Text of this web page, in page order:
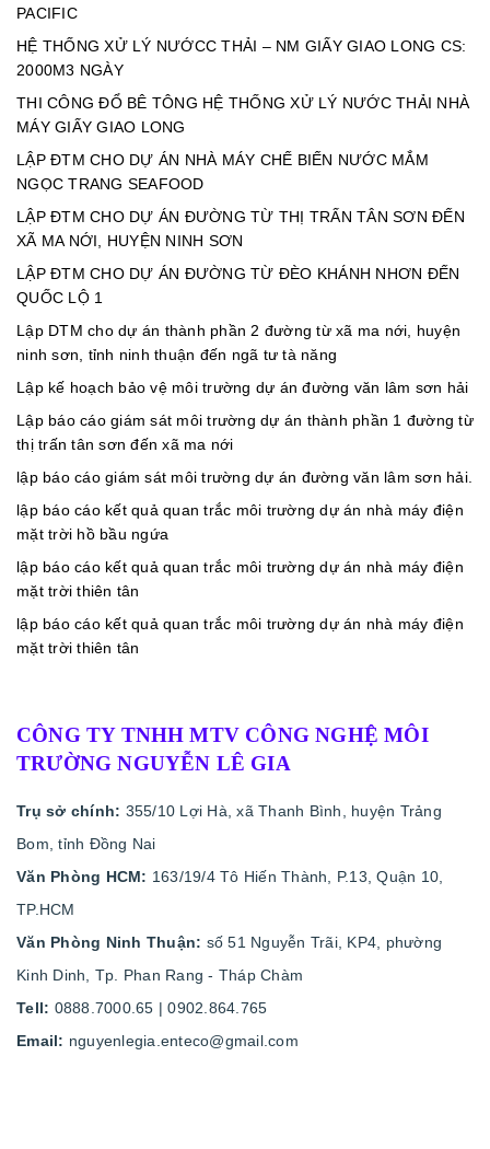
PACIFIC
HỆ THỐNG XỬ LÝ NƯỚCC THẢI – NM GIẤY GIAO LONG CS:
2000M3 NGÀY
THI CÔNG ĐỔ BÊ TÔNG HỆ THỐNG XỬ LÝ NƯỚC THẢI NHÀ
MÁY GIẤY GIAO LONG
LẬP ĐTM CHO DỰ ÁN NHÀ MÁY CHẾ BIẾN NƯỚC MẮM
NGỌC TRANG SEAFOOD
LẬP ĐTM CHO DỰ ÁN ĐƯỜNG TỪ THỊ TRẤN TÂN SƠN ĐẾN
XÃ MA NỚI, HUYỆN NINH SƠN
LẬP ĐTM CHO DỰ ÁN ĐƯỜNG TỪ ĐÈO KHÁNH NHƠN ĐẾN
QUỐC LỘ 1
Lập DTM cho dự án thành phần 2 đường từ xã ma nới, huyện
ninh sơn, tỉnh ninh thuận đến ngã tư tà năng
Lập kế hoạch bảo vệ môi trường dự án đường văn lâm sơn hải
Lập báo cáo giám sát môi trường dự án thành phần 1 đường từ
thị trấn tân sơn đến xã ma nới
lập báo cáo giám sát môi trường dự án đường văn lâm sơn hải.
lập báo cáo kết quả quan trắc môi trường dự án nhà máy điện
mặt trời hồ bầu ngứa
lập báo cáo kết quả quan trắc môi trường dự án nhà máy điện
mặt trời thiên tân
lập báo cáo kết quả quan trắc môi trường dự án nhà máy điện
mặt trời thiên tân
CÔNG TY TNHH MTV CÔNG NGHỆ MÔI
TRƯỜNG NGUYỄN LÊ GIA
Trụ sở chính: 355/10 Lợi Hà, xã Thanh Bình, huyện Trảng
Bom, tỉnh Đồng Nai
Văn Phòng HCM: 163/19/4 Tô Hiến Thành, P.13, Quận 10,
TP.HCM
Văn Phòng Ninh Thuận: số 51 Nguyễn Trãi, KP4, phường
Kinh Dinh, Tp. Phan Rang - Tháp Chàm
Tell: 0888.7000.65 | 0902.864.765
Email: nguyenlegia.enteco@gmail.com